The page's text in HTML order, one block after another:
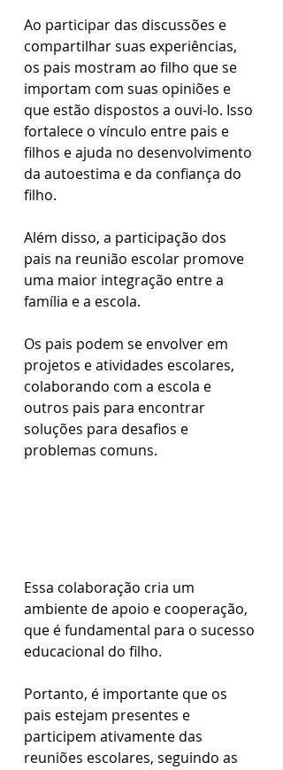
Ao participar das discussões e
compartilhar suas experiências,
os pais mostram ao filho que se
importam com suas opiniões e
que estão dispostos a ouvi-lo. Isso
fortalece o vínculo entre pais e
filhos e ajuda no desenvolvimento
da autoestima e da confiança do
filho.
Além disso, a participação dos
pais na reunião escolar promove
uma maior integração entre a
família e a escola.
Os pais podem se envolver em
projetos e atividades escolares,
colaborando com a escola e
outros pais para encontrar
soluções para desafios e
problemas comuns.
Essa colaboração cria um
ambiente de apoio e cooperação,
que é fundamental para o sucesso
educacional do filho.
Portanto, é importante que os
pais estejam presentes e
participem ativamente das
reuniões escolares, seguindo as